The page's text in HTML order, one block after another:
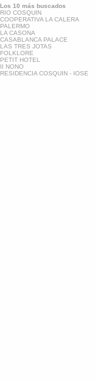
Los 10 más buscados
RIO COSQUIN
COOPERATIVA LA CALERA
PALERMO
LA CASONA
CASABLANCA PALACE
LAS TRES JOTAS
FOLKLORE
PETIT HOTEL
II NONO
RESIDENCIA COSQUIN - IOSE